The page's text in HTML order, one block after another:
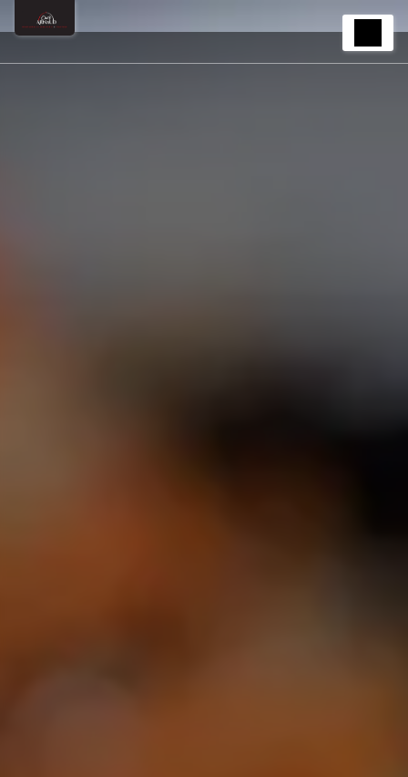
Panneau de gestion des cookies